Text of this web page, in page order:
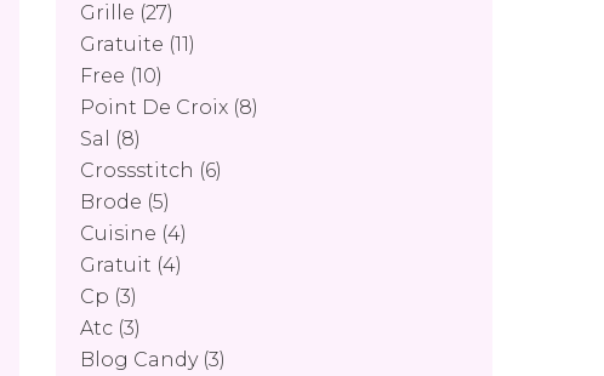
Grille (27)
Gratuite (11)
Free (10)
Point De Croix (8)
Sal
(8)
Crossstitch (6)
Brode (5)
Cuisine (4)
Gratuit (4)
Cp (3)
Atc (3)
Blog Candy(3)